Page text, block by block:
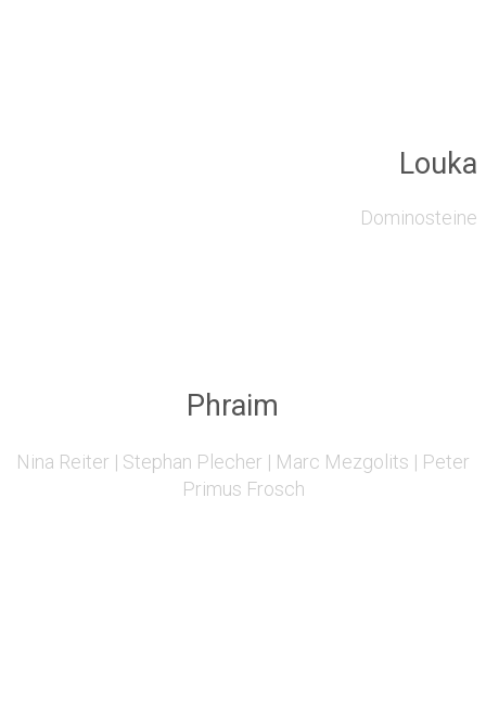
Louka
Dominosteine
Phraim
Nina Reiter | Stephan Plecher | Marc Mezgolits | Peter
Primus Frosch